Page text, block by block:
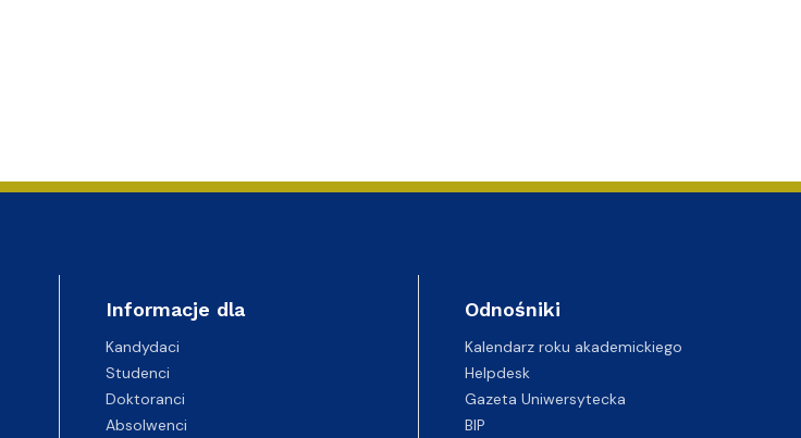
Informacje dla
Kandydaci
Studenci
Doktoranci
Absolwenci
Odnośniki
Kalendarz roku akademickiego
Helpdesk
Gazeta Uniwersytecka
BIP